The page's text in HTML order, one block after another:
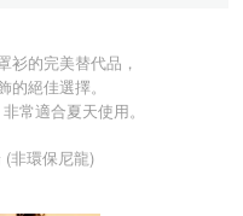
衫的完美替代品，
絕佳選擇。
常適合夏天使用。
(非環保尼龍)